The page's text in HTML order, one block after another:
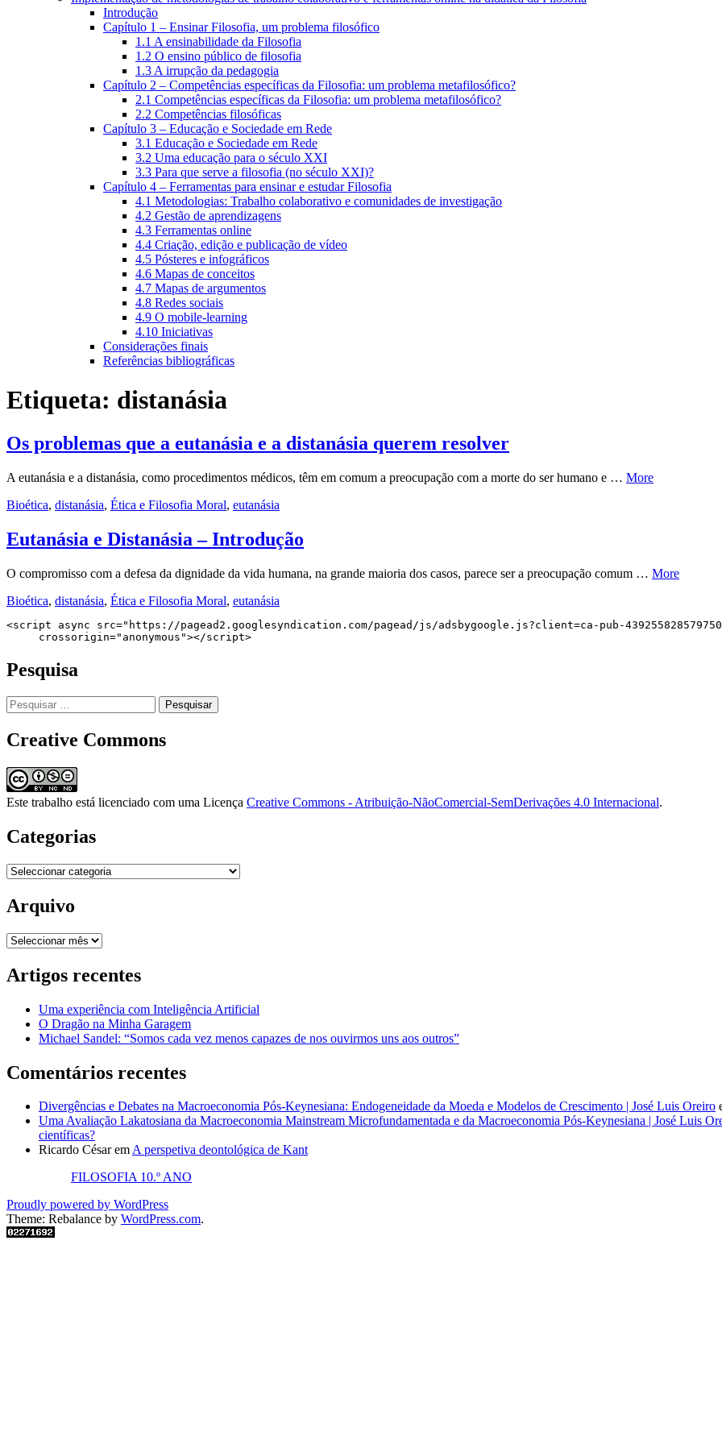
Introdução
Capítulo 1 – Ensinar Filosofia, um problema filosófico
1.1 A ensinabilidade da Filosofia
1.2 O ensino público de filosofia
1.3 A irrupção da pedagogia
Capítulo 2 – Competências específicas da Filosofia: um problema metafilosófico?
2.1 Competências específicas da Filosofia: um problema metafilosófico?
2.2 Competências filosóficas
Capítulo 3 – Educação e Sociedade em Rede
3.1 Educação e Sociedade em Rede
3.2 Uma educação para o século XXI
3.3 Para que serve a filosofia (no século XXI)?
Capítulo 4 – Ferramentas para ensinar e estudar Filosofia
4.1 Metodologias: Trabalho colaborativo e comunidades de investigação
4.2 Gestão de aprendizagens
4.3 Ferramentas online
4.4 Criação, edição e publicação de vídeo
4.5 Pósteres e infográficos
4.6 Mapas de conceitos
4.7 Mapas de argumentos
4.8 Redes sociais
4.9 O mobile-learning
4.10 Iniciativas
Considerações finais
Referências bibliográficas
Etiqueta: distanásia
Os problemas que a eutanásia e a distanásia querem resolver
A eutanásia e a distanásia, como procedimentos médicos, têm em comum a preocupação com a morte do ser humano e … More
Bioética, distanásia, Ética e Filosofia Moral, eutanásia
Eutanásia e Distanásia – Introdução
O compromisso com a defesa da dignidade da vida humana, na grande maioria dos casos, parece ser a preocupação comum … More
Bioética, distanásia, Ética e Filosofia Moral, eutanásia
<script async src="https://pagead2.googlesyndication.com/pagead/js/adsbygoogle.js?client=ca-pub-
     crossorigin="anonymous"></script>
Pesquisa
Pesquisar
por:
Creative Commons
Este trabalho está licenciado com uma Licença Creative Commons - Atribuição-NãoComercial-SemDerivações 4.0 Internacional.
Categorias
Categorias
Arquivo
Arquivo
Artigos recentes
Uma experiência com Inteligência Artificial
O Dragão na Minha Garagem
Michael Sandel: “Somos cada vez menos capazes de nos ouvirmos uns aos outros”
Comentários recentes
Divergências e Debates na Macroeconomia Pós-Keynesiana: Endogeneidade da Moeda e Modelos de Crescimento | José Luis Oreiro
Uma Avaliação Lakatosiana da Macroeconomia Mainstream Microfundamentada e da Macroeconomia Pós-Keynesiana | José Luis
científicas?
Ricardo CésaremA perspetiva deontológica de Kant
FILOSOFIA 10.º ANO
Proudly powered by WordPress
Theme: Rebalance by WordPress.com.